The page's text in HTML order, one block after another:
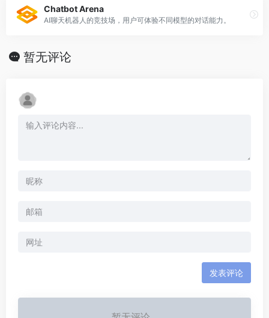
Chatbot Arena
AI聊天机器人的竞技场，用户可体验不同模型的对话能力。
暂无评论
发表评论